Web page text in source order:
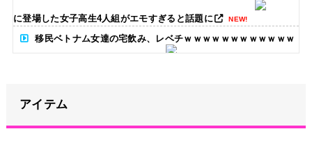
に登場した女子高生4人組がエモすぎると話題に NEW!
移民ベトナム女達の宅飲み、レベチｗｗｗｗｗｗｗｗｗｗｗｗ
アイテム